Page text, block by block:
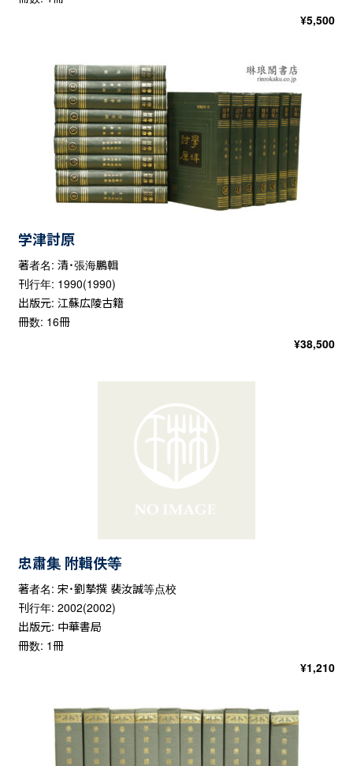
¥5,500
学津討原
著者名: 清・張海鵬輯
刊行年: 1990(1990)
出版元: 江蘇広陵古籍
冊数: 16冊
¥38,500
忠肅集 附輯佚等
著者名: 宋・劉摯撰 裴汝誠等点校
刊行年: 2002(2002)
出版元: 中華書局
冊数: 1冊
¥1,210